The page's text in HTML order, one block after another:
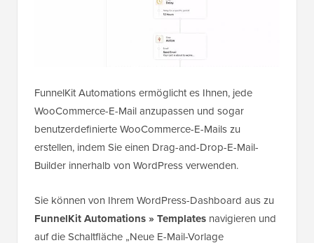
FunnelKit Automations ermöglicht es Ihnen, jede
WooCommerce-E-Mail anzupassen und sogar
benutzerdefinierte WooCommerce-E-Mails zu
erstellen, indem Sie einen Drag-and-Drop-E-Mail-
Builder innerhalb von WordPress verwenden.
Sie können von Ihrem WordPress-Dashboard aus zu
FunnelKit Automations » Templates navigieren und
auf die Schaltfläche „Neue E-Mail-Vorlage